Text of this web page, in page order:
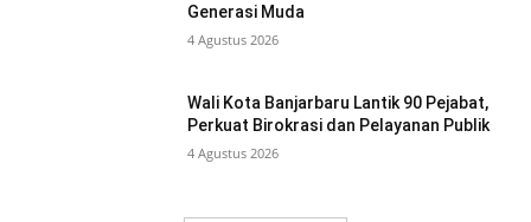
Generasi Muda
4 Agustus 2026
Wali Kota Banjarbaru Lantik 90 Pejabat,
Perkuat Birokrasi dan Pelayanan Publik
4 Agustus 2026